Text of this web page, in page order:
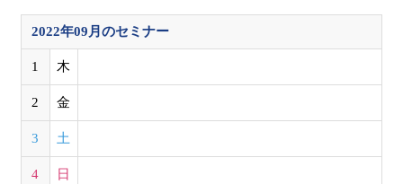
2022年09月のセミナー
1 木
2 金
3 土
4 日